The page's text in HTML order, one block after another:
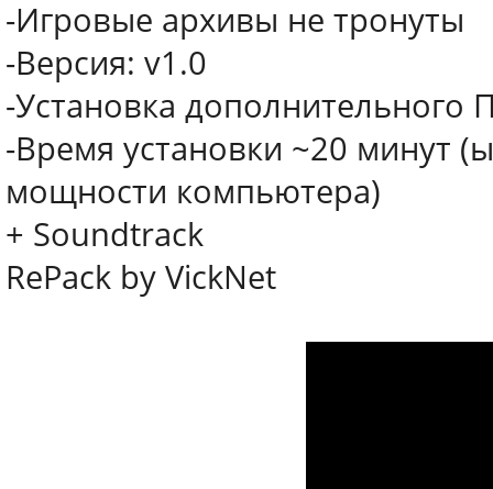
-Игровые архивы не тронуты
-Версия: v1.0
-Установка дополнительного
-Время установки ~20 минут
мощности компьютера)
+ Soundtrack
RePack by VickNet